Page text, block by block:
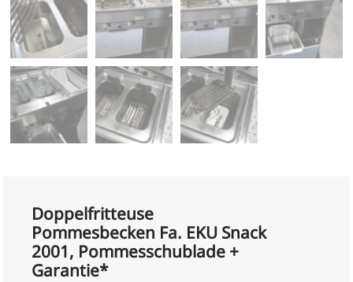
Doppelfritteuse
Pommesbecken Fa. EKU Snack
2001, Pommesschublade +
Garantie*